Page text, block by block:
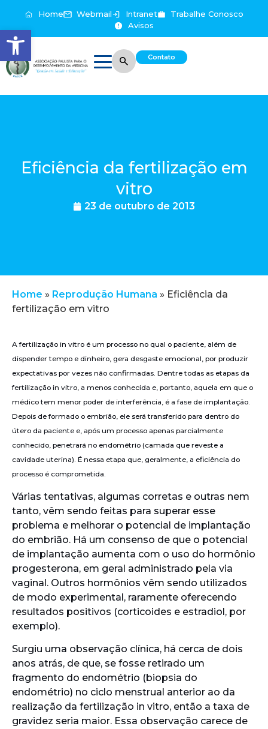
Abrir a barra de ferramentas
Home Webmail Intranet
Trabalhe Conosco
Avisos
Contato
Eficiência da fertilização em
vitro
23 de outubro de 2013
Home » Reprodução Humana » Eficiência da
fertilização em vitro
A fertilização in vitro é um processo no qual o paciente, além de
dispender tempo e dinheiro, gera desgaste emocional, por produzir
expectativas por vezes não confirmadas. Dentre todas as etapas da
fertilização in vitro, a menos conhecida e, portanto, aquela em que o
médico tem menor poder de interferência, é a fase de implantação.
Depois de formado o embrião, ele será transferido para dentro do
útero da paciente e, após um processo apenas parcialmente
conhecido, penetrará no endométrio (camada que reveste a
cavidade uterina). É nessa etapa que, geralmente, a eficiência do
processo é comprometida.
Várias tentativas, algumas corretas e outras nem
tanto, vêm sendo feitas para superar esse
problema e melhorar o potencial de implantação
do embrião. Há um consenso de que o potencial
de implantação aumenta com o uso do hormônio
progesterona, em geral administrado pela via
vaginal. Outros hormônios vêm sendo utilizados
de modo experimental, raramente oferecendo
resultados positivos (corticoides e estradiol, por
exemplo).
Surgiu uma observação clínica, há cerca de dois
anos atrás, de que, se fosse retirado um
fragmento do endométrio (biopsia do
endométrio) no ciclo menstrual anterior ao da
realização da fertilização in vitro, então a taxa de
gravidez seria maior. Essa observação carece de